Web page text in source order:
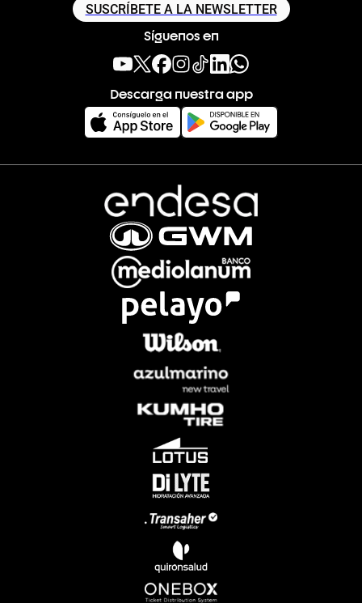
SUSCRÍBETE A LA NEWSLETTER
Síguenos en
Descarga nuestra app